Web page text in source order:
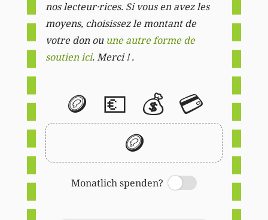
nos lecteur·rices. Si vous en avez les
moyens, choisissez le montant de
votre don ou une autre forme de
soutien ici. Merci ! .
🪙 💶 💰 💳
🪙
Monatlich spenden?
Switch